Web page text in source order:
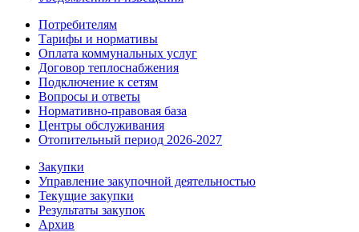
Потребителям
Тарифы и нормативы
Оплата коммунальных услуг
Договор теплоснабжения
Подключение к сетям
Вопросы и ответы
Нормативно-правовая база
Центры обслуживания
Отопительный период 2026-2027
Закупки
Управление закупочной деятельностью
Текущие закупки
Результаты закупок
Архив